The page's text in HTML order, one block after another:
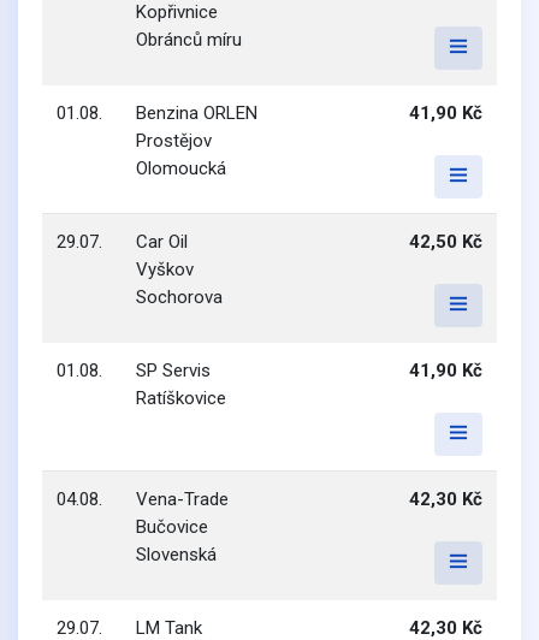
Kopřivnice
Obránců míru
01.08.
Benzina ORLEN
Prostějov
Olomoucká
41,90 Kč
29.07.
Car Oil
Vyškov
Sochorova
42,50 Kč
01.08.
SP Servis
Ratíškovice
41,90 Kč
04.08.
Vena-Trade
Bučovice
Slovenská
42,30 Kč
29.07.
LM Tank
42,30 Kč